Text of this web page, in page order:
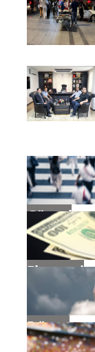
Güncel
Ekonomi
Dünya